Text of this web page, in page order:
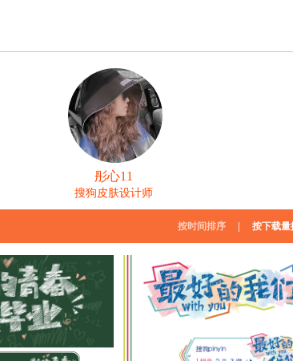
彤心11
搜狗皮肤设计师
按时间排序 按下载量